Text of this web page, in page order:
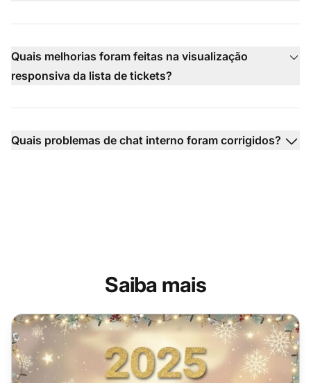
Quais melhorias foram feitas na visualização
responsiva da lista de tickets?
Quais problemas de chat interno foram corrigidos?
Saiba mais
Resumo do LiveAgent 2025: das novas funções ao